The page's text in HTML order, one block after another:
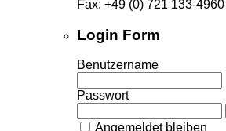
Fax: +49 (0) 721 133-4960
Login Form
Benutzername
Passwort
Angemeldet bleiben